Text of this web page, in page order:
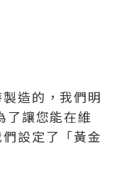
造的，我們明
了讓您能在維
設定了「黃金